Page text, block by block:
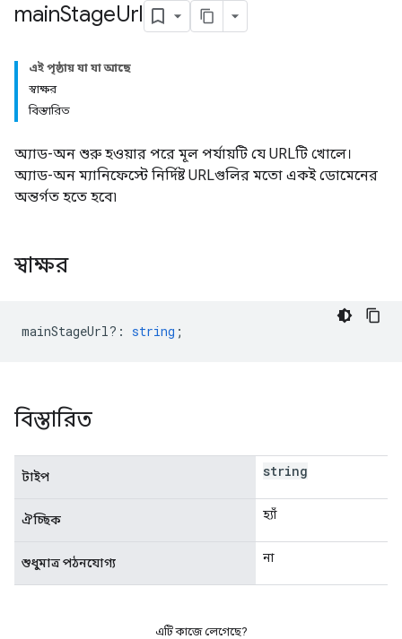
mainStageUrl
এই পৃষ্ঠায় যা যা আছে
স্বাক্ষর
বিস্তারিত
অ্যাড-অন শুরু হওয়ার পরে মূল পর্যায়টি যে URLটি খোলে।
অ্যাড-অন ম্যানিফেস্টে নির্দিষ্ট URLগুলির মতো একই ডোমেনের
অন্তর্গত হতে হবে৷
স্বাক্ষর
mainStageUrl? : string ;
বিস্তারিত
টাইপ string
ঐচ্ছিক হ্যাঁ
শুধুমাত্র পঠনযোগ্য না
এটি কাজে লেগেছে?